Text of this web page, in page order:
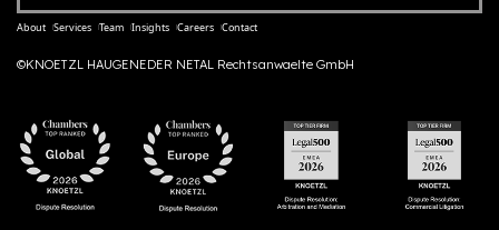
About Services Team Insights Careers Contact
©KNOETZL HAUGENEDER NETAL Rechtsanwaelte GmbH